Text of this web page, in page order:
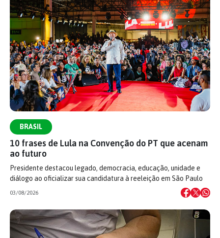
BRASIL
10 frases de Lula na Convenção do PT que acenam
ao futuro
Presidente destacou legado, democracia, educação, unidade e
diálogo ao oficializar sua candidatura à reeleição em São Paulo
03/08/2026